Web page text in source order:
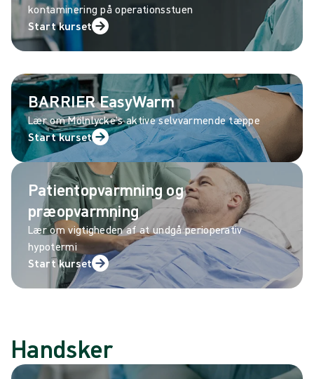
kontaminering på operationsstuen
Start kurset
BARRIER EasyWarm
Lær om Mölnlycke's aktive selvvarmende tæppe
Start kurset
Patientopvarmning og
præopvarmning
Lær om vigtigheden af at undgå perioperativ
hypotermi
Start kurset
Handsker